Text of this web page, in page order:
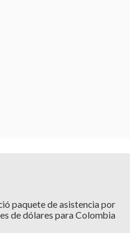
paquete de asistencia por
de dólares para Colombia